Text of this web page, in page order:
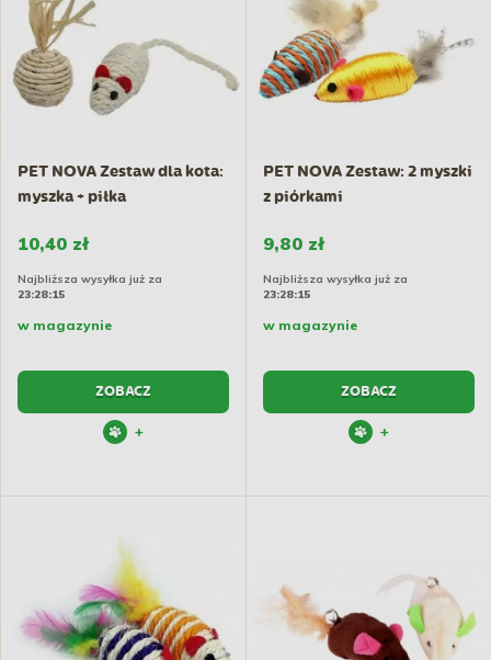
PET NOVA Zestaw dla kota:
myszka + piłka
10,40 zł
Najbliższa wysyłka już za
23:28:14
w magazynie
ZOBACZ
+
PET NOVA Zestaw: 2 myszki
z piórkami
9,80 zł
Najbliższa wysyłka już za
23:28:14
w magazynie
ZOBACZ
+